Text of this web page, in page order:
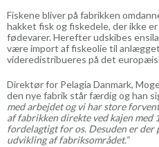
Fiskene bliver på fabrikken
hakket fisk og fiskedele, der ikke
fødevarer. Herefter udskibes
være import af fiskeolie til
videredistribueres på det
Direktør for Pelagia Danmark,
den nye fabrik står færdig og han
med arbejdet og vi har store
af fabrikken direkte ved kajen med
fordelagtigt for os. Desuden er
udvikling af fabriksområdet.”